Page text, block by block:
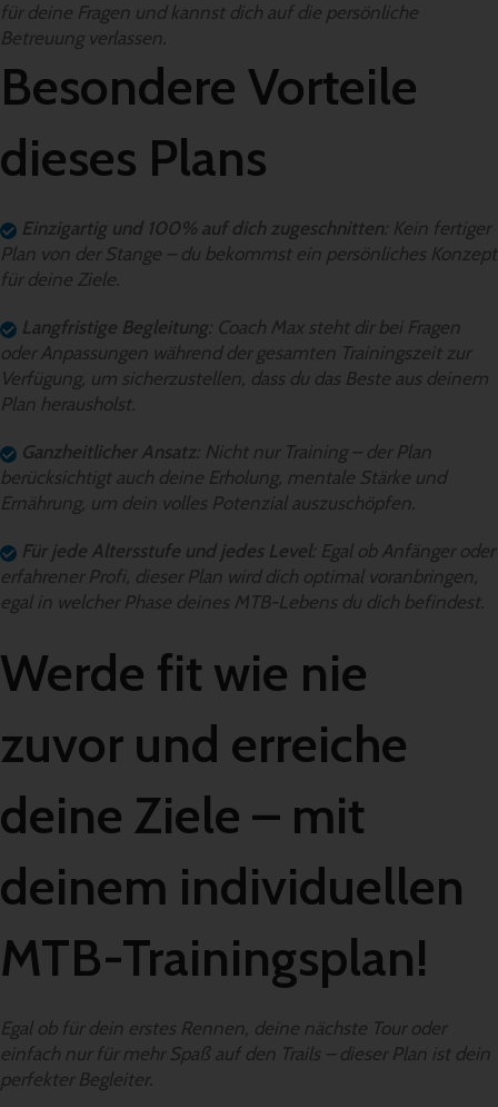
für deine Fragen und kannst dich auf die persönliche
Betreuung verlassen.
Besondere Vorteile
dieses Plans
Einzigartig und 100% auf dich zugeschnitten: Kein fertiger
Plan von der Stange – du bekommst ein persönliches Konzept
für deine Ziele.
Langfristige Begleitung: Coach Max steht dir bei Fragen
oder Anpassungen während der gesamten Trainingszeit zur
Verfügung, um sicherzustellen, dass du das Beste aus deinem
Plan herausholst.
Ganzheitlicher Ansatz: Nicht nur Training – der Plan
berücksichtigt auch deine Erholung, mentale Stärke und
Ernährung, um dein volles Potenzial auszuschöpfen.
Für jede Altersstufe und jedes Level: Egal ob Anfänger oder
erfahrener Profi, dieser Plan wird dich optimal voranbringen,
egal in welcher Phase deines MTB-Lebens du dich befindest.
Werde fit wie nie
zuvor und erreiche
deine Ziele – mit
deinem individuellen
MTB-Trainingsplan!
Egal ob für dein erstes Rennen, deine nächste Tour oder
einfach nur für mehr Spaß auf den Trails – dieser Plan ist dein
perfekter Begleiter.